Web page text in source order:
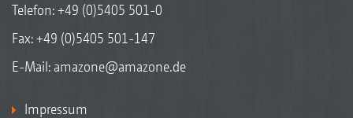
Telefon:+49 (0)5405 501-0
Fax: +49 (0)5405 501-147
E-Mail: amazone@amazone.de
Impressum